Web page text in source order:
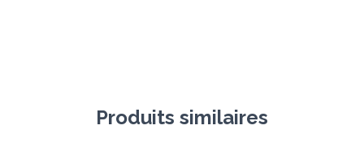
Produits similaires